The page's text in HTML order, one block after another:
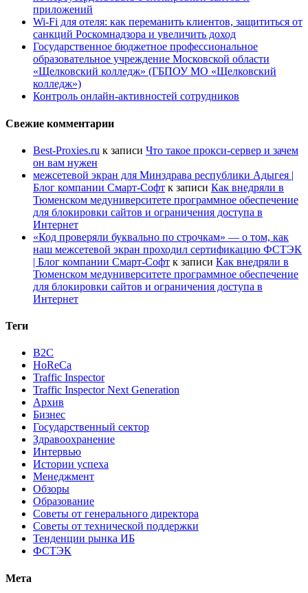
приложений
Wi-Fi для отеля: как переманить клиентов, защититься от
санкций Роскомнадзора и увеличить доход
Государственное бюджетное профессиональное
образовательное учреждение Московской области
«Щелковский колледж» (ГБПОУ МО «Щелковский
колледж»)
Контроль онлайн-активностей сотрудников
Свежие комментарии
Best-Proxies.ru к записи Что такое прокси-сервер и зачем
он вам нужен
межсетевой экран для Минздрава республики Адыгея |
Блог компании Смарт-Софт к записи Как внедряли в
Тюменском медуниверситете программное обеспечение
для блокировки сайтов и ограничения доступа в
Интернет
«Код проверяли буквально по строчкам» — о том, как
наш межсетевой экран проходил сертификацию ФСТЭК
| Блог компании Смарт-Софт к записи Как внедряли в
Тюменском медуниверситете программное обеспечение
для блокировки сайтов и ограничения доступа в
Интернет
Теги
B2C
HoReCa
Traffic Inspector
Traffic Inspector Next Generation
Архив
Бизнес
Государственный сектор
Здравоохранение
Интервью
Истории успеха
Менеджмент
Обзоры
Образование
Советы от генерального директора
Советы от технической поддержки
Тенденции рынка ИБ
ФСТЭК
Мета